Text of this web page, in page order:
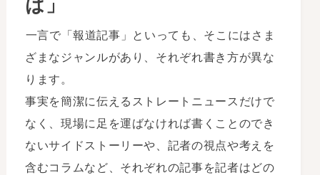
は」
一言で「報道記事」といっても、そこにはさま
ざまなジャンルがあり、それぞれ書き方が異な
ります。
事実を簡潔に伝えるストレートニュースだけで
なく、現場に足を運ばなければ書くことのでき
ないサイドストーリーや、記者の視点や考えを
含むコラムなど、それぞれの記事を記者はどの